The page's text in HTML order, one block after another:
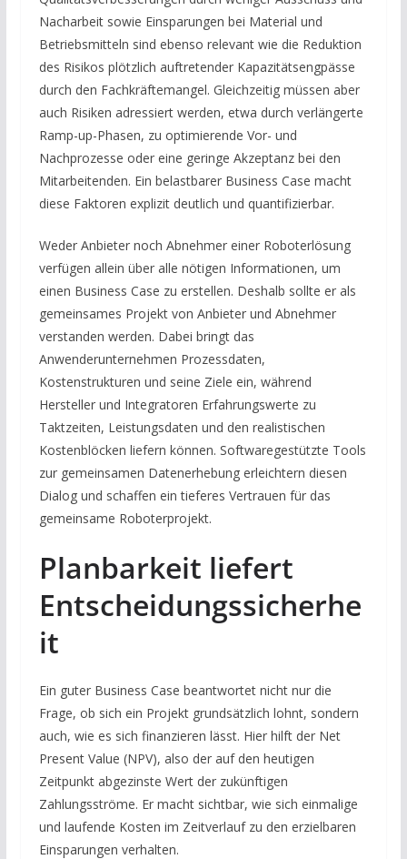
Nacharbeit sowie Einsparungen bei Material und
Betriebsmitteln sind ebenso relevant wie die Reduktion
des Risikos plötzlich auftretender Kapazitätsengpässe
durch den Fachkräftemangel. Gleichzeitig müssen aber
auch Risiken adressiert werden, etwa durch verlängerte
Ramp-up-Phasen, zu optimierende Vor- und
Nachprozesse oder eine geringe Akzeptanz bei den
Mitarbeitenden. Ein belastbarer Business Case macht
diese Faktoren explizit deutlich und quantifizierbar.
Weder Anbieter noch Abnehmer einer Roboterlösung
verfügen allein über alle nötigen Informationen, um
einen Business Case zu erstellen. Deshalb sollte er als
gemeinsames Projekt von Anbieter und Abnehmer
verstanden werden. Dabei bringt das
Anwenderunternehmen Prozessdaten,
Kostenstrukturen und seine Ziele ein, während
Hersteller und Integratoren Erfahrungswerte zu
Taktzeiten, Leistungsdaten und den realistischen
Kostenblöcken liefern können. Softwaregestützte Tools
zur gemeinsamen Datenerhebung erleichtern diesen
Dialog und schaffen ein tieferes Vertrauen für das
gemeinsame Roboterprojekt.
Planbarkeit liefert
Entscheidungssicherhe
it
Ein guter Business Case beantwortet nicht nur die
Frage, ob sich ein Projekt grundsätzlich lohnt, sondern
auch, wie es sich finanzieren lässt. Hier hilft der Net
Present Value (NPV), also der auf den heutigen
Zeitpunkt abgezinste Wert der zukünftigen
Zahlungsströme. Er macht sichtbar, wie sich einmalige
und laufende Kosten im Zeitverlauf zu den erzielbaren
Einsparungen verhalten.